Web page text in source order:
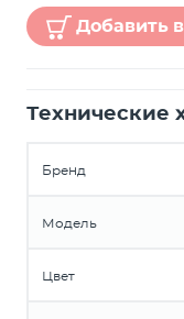
Добавить
Технические
Бренд
Модель
Цвет